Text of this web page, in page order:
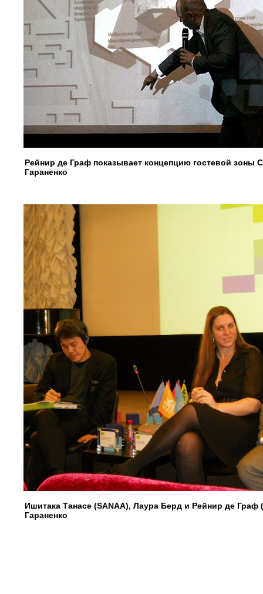
Рейнир де Граф показывает концепцию гостевой зоны
Гараненко
Ишитака Танасе (SANAA), Лаура Берд и Рейнир де
Гараненко